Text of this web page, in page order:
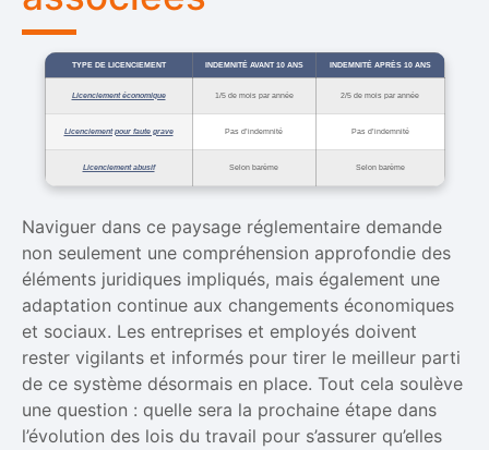
TYPE DE LICENCIEMENT INDEMNITÉ AVANT 10 ANS INDEMNITÉ APRÈS 10 ANS
Licenciement économique 1/5 de mois par année 2/5 de mois par année
Licenciement pour faute grave Pas d’indemnité Pas d’indemnité
Licenciement abusif Selon barème Selon barème
Naviguer dans ce paysage réglementaire demande
non seulement une compréhension approfondie des
éléments juridiques impliqués, mais également une
adaptation continue aux changements économiques
et sociaux. Les entreprises et employés doivent
rester vigilants et informés pour tirer le meilleur parti
de ce système désormais en place. Tout cela soulève
une question : quelle sera la prochaine étape dans
l’évolution des lois du travail pour s’assurer qu’elles